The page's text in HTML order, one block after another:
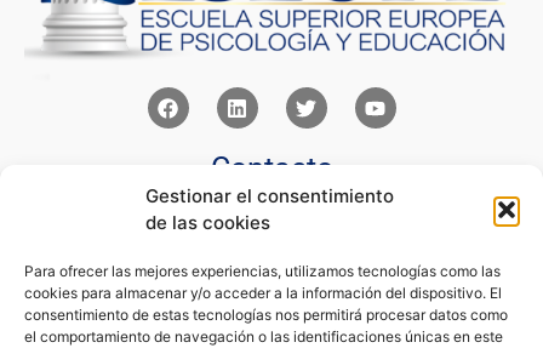
Gestionar el consentimiento
de las cookies
Para ofrecer las mejores experiencias, utilizamos tecnologías como las
cookies para almacenar y/o acceder a la información del dispositivo. El
consentimiento de estas tecnologías nos permitirá procesar datos como
el comportamiento de navegación o las identificaciones únicas en este
Contacto
Av Juan XXIII 15b Pozuelo de Alarcón – Madrid
+34 91 352 77 28
Links
Norlan Digital Marketing Para Psicólogos